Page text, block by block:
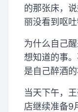
的那张床，
丽没看到呕吐
为什么自己
想知道的事
是自己醉酒
当天下午，
店继续准备9